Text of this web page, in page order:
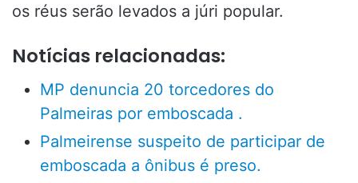
os réus serão levados a júri popular.
Notícias relacionadas:
MP denuncia 20 torcedores do
Palmeiras por emboscada .
Palmeirense suspeito de participar de
emboscada a ônibus é preso.